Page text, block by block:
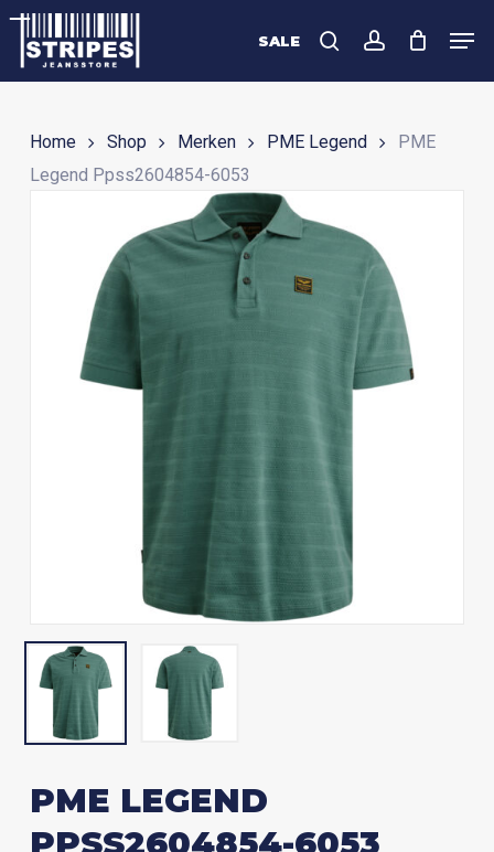
Skip
main
SALE searchaccount
Home Shop Merken PME Legend
PME
Legend Ppss2604854-6053
PME LEGEND
PPSS2604854-6053